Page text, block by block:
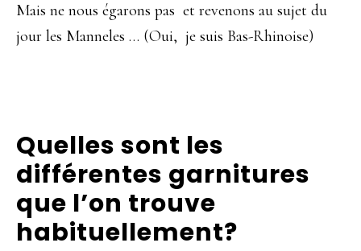
Mais ne nous égarons pas et revenons au sujet du
jour les Manneles … (Oui, je suis Bas-Rhinoise)
Quelles sont les
différentes garnitures
que l’on trouve
habituellement?